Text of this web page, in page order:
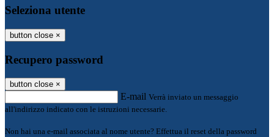
Seleziona utente
button close ×
Recupero password
button close ×
E-mail Verrà inviato un messaggio
all'indirizzo indicato con le istruzioni necessarie.
Non hai una e-mail associata al nome utente? Effettua il reset della password